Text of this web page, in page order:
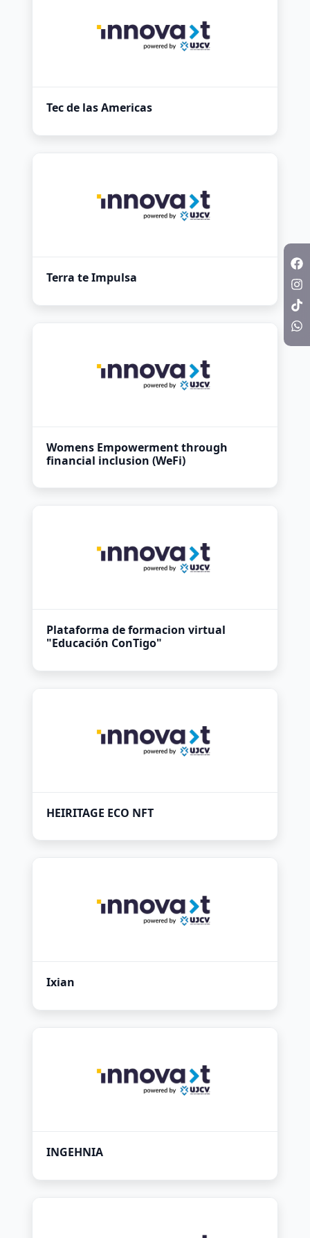
Tec de las Americas
Terra te Impulsa
Womens Empowerment through
financial inclusion (WeFi)
Plataforma de formacion virtual
"Educación ConTigo"
HEIRITAGE ECO NFT
Ixian
INGEHNIA